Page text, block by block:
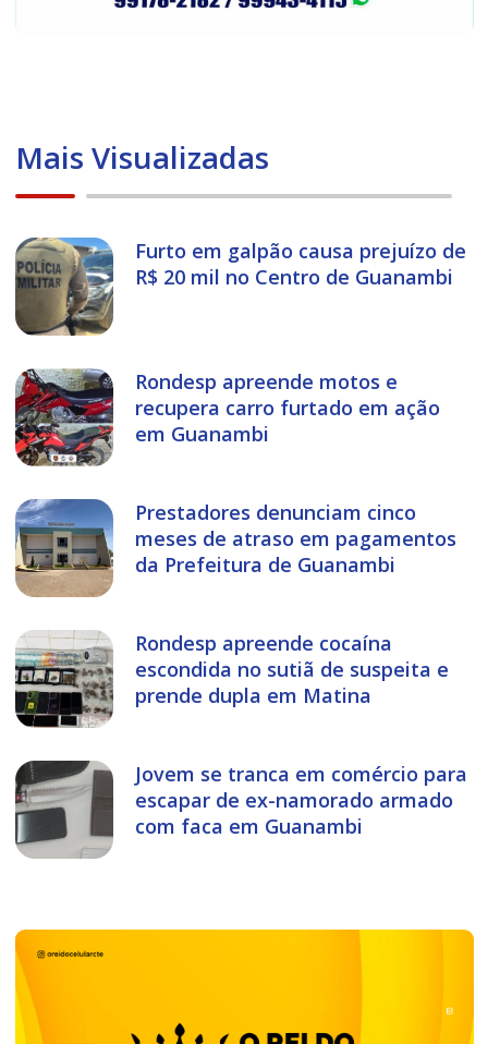
Mais Visualizadas
Furto em galpão causa prejuízo de
R$ 20 mil no Centro de Guanambi
Rondesp apreende motos e
recupera carro furtado em ação
em Guanambi
Prestadores denunciam cinco
meses de atraso em pagamentos
da Prefeitura de Guanambi
Rondesp apreende cocaína
escondida no sutiã de suspeita e
prende dupla em Matina
Jovem se tranca em comércio para
escapar de ex-namorado armado
com faca em Guanambi